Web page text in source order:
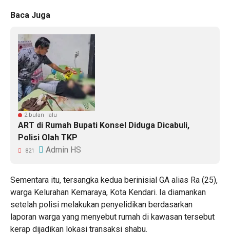
Baca Juga
2 bulan lalu
ART di Rumah Bupati Konsel Diduga Dicabuli,
Polisi Olah TKP
821 Admin HS
Sementara itu, tersangka kedua berinisial GA alias Ra (25),
warga Kelurahan Kemaraya, Kota Kendari. Ia diamankan
setelah polisi melakukan penyelidikan berdasarkan
laporan warga yang menyebut rumah di kawasan tersebut
kerap dijadikan lokasi transaksi shabu.